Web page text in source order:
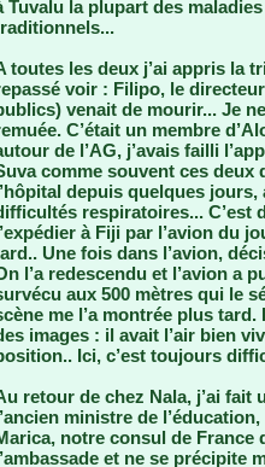
Tuvalu la plupart des
toutes les deux j’ai appris la
voir : Filipo, le
venait de mourir... Je
C’était un membre
de l’AG, j’avais failli
comme souvent ces deux
depuis quelques
respiratoires... C’est
à Fiji par l’avion du
Une fois dans l’avion,
l’a redescendu et l’avion a
aux 500 mètres qui le
me l’a montrée plus
images : il avait l’air bien
Ici, c’est toujours
retour de chez Nala, j’ai fait
ministre de
notre consul de France
et ne se précipite